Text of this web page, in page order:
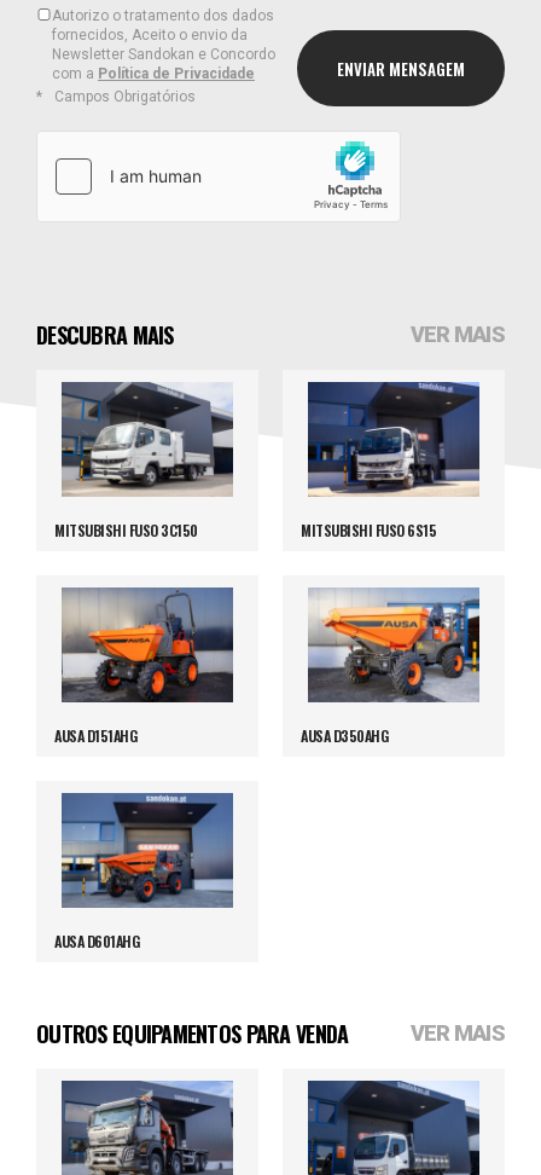
Autorizo o tratamento dos dados
fornecidos, Aceito o envio da
Newsletter Sandokan e Concordo
com a Política de Privacidade
Campos Obrigatórios
DESCUBRA MAIS VER MAIS
MITSUBISHI FUSO 3C150 MITSUBISHI FUSO 6S15
AUSA D151AHG AUSA D350AHG
AUSA D601AHG
OUTROS EQUIPAMENTOS PARA VENDA VER MAIS